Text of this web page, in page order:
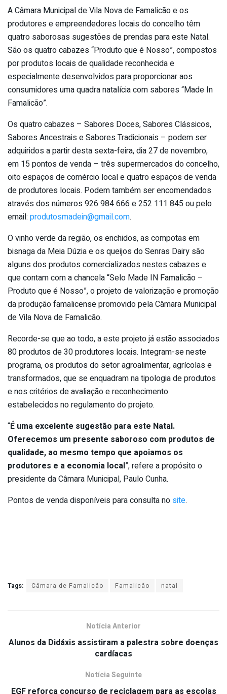
A Câmara Municipal de Vila Nova de Famalicão e os
produtores e empreendedores locais do concelho têm
quatro saborosas sugestões de prendas para este Natal.
São os quatro cabazes “Produto que é Nosso”, compostos
por produtos locais de qualidade reconhecida e
especialmente desenvolvidos para proporcionar aos
consumidores uma quadra natalícia com sabores “Made In
Famalicão”.
Os quatro cabazes – Sabores Doces, Sabores Clássicos,
Sabores Ancestrais e Sabores Tradicionais – podem ser
adquiridos a partir desta sexta-feira, dia 27 de novembro,
em 15 pontos de venda – três supermercados do concelho,
oito espaços de comércio local e quatro espaços de venda
de produtores locais. Podem também ser encomendados
através dos números 926 984 666 e 252 111 845 ou pelo
email: produtosmadein@gmail.com.
O vinho verde da região, os enchidos, as compotas em
bisnaga da Meia Dúzia e os queijos do Senras Dairy são
alguns dos produtos comercializados nestes cabazes e
que contam com a chancela “Selo Made IN Famalicão –
Produto que é Nosso”, o projeto de valorização e promoção
da produção famalicense promovido pela Câmara Municipal
de Vila Nova de Famalicão.
Recorde-se que ao todo, a este projeto já estão associados
80 produtos de 30 produtores locais. Integram-se neste
programa, os produtos do setor agroalimentar, agrícolas e
transformados, que se enquadram na tipologia de produtos
e nos critérios de avaliação e reconhecimento
estabelecidos no regulamento do projeto.
“É uma excelente sugestão para este Natal.
Oferecemos um presente saboroso com produtos de
qualidade, ao mesmo tempo que apoiamos os
produtores e a economia local”, refere a propósito o
presidente da Câmara Municipal, Paulo Cunha.
Pontos de venda disponíveis para consulta no site.
Tags: Câmara de Famalicão Famalicão natal
Notícia Anterior
Alunos da Didáxis assistiram a palestra sobre doenças
cardíacas
Notícia Seguinte
EGF reforça concurso de reciclagem para as escolas